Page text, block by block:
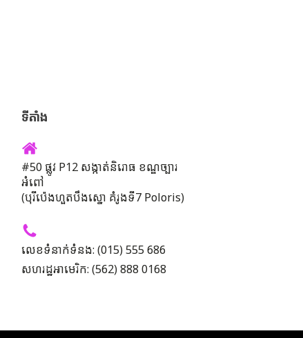
ទីតាំង
#50 ផ្លូវ P12 សង្កាត់និរោធ ខណ្ឌច្បារ
អំពៅ
(បុរីប៉េងហួតបឹងស្នោ គំរូងទី7 Poloris)
លេខទំនាក់ទំនង: (015) 555 686
សហរដ្ឋអាមេរិក: (562) 888 0168